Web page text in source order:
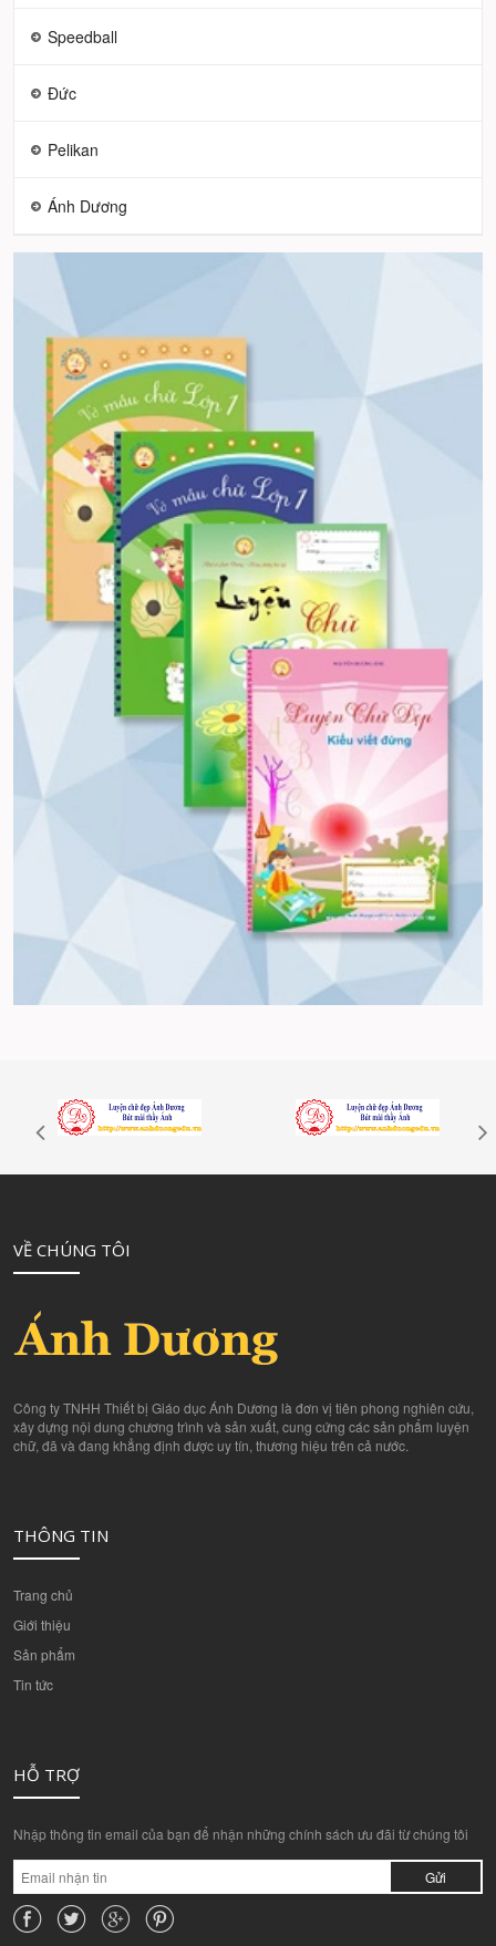
Speedball
Đức
Pelikan
Ánh Dương
VỀ CHÚNG TÔI
Công ty TNHH Thiết bị Giáo dục Ánh Dương là đơn vị tiên phong nghiên cứu,
xây dựng nội dung chương trình và sản xuất, cung cứng các sản phẩm luyện
chữ, đã và đang khẳng định được uy tín, thương hiệu trên cả nước.
THÔNG TIN
Trang chủ
Giới thiệu
Sản phẩm
Tin tức
HỖ TRỢ
Nhập thông tin email của bạn để nhận những chính sách ưu đãi từ chúng tôi
Gửi